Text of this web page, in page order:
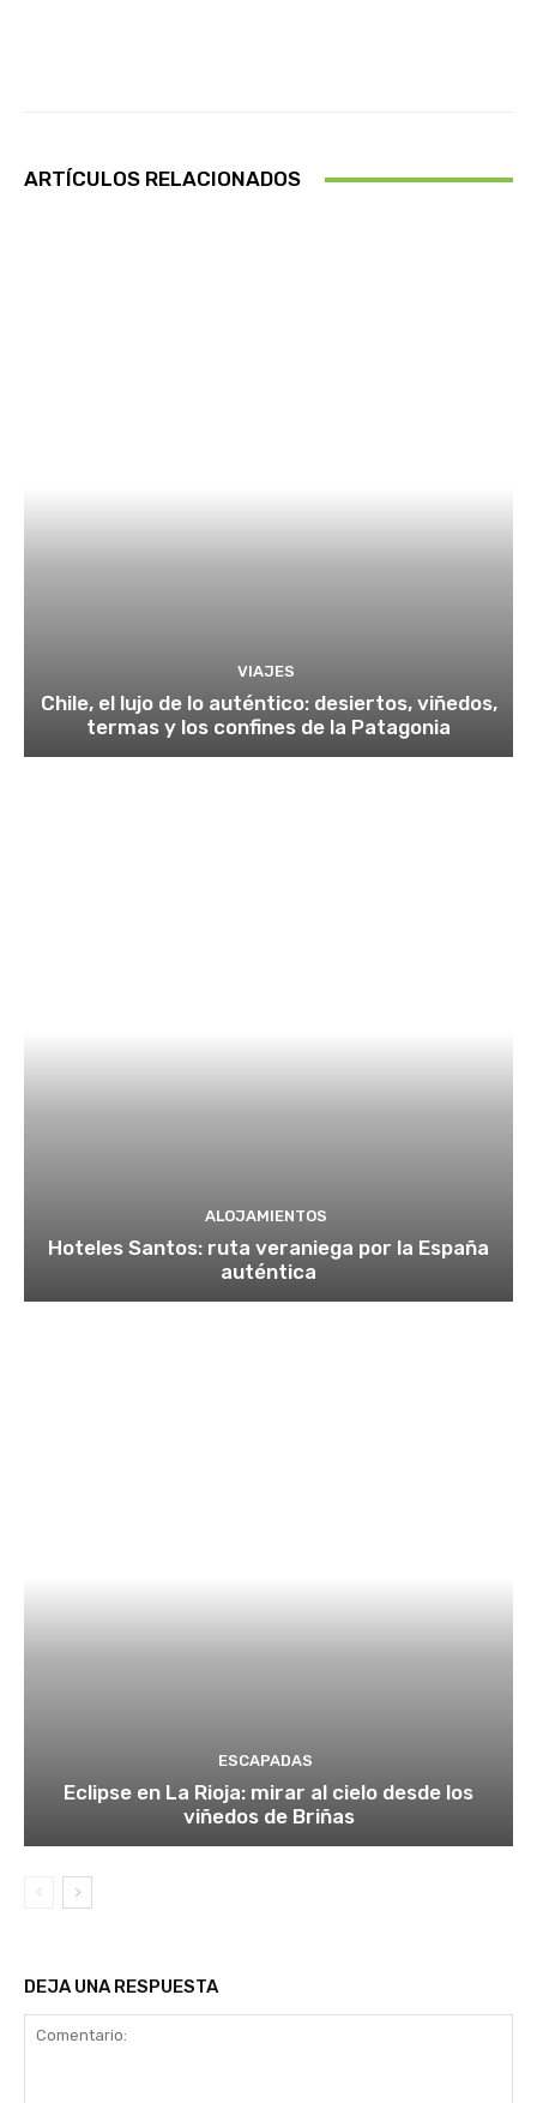
ARTÍCULOS RELACIONADOS
VIAJES
Chile, el lujo de lo auténtico: desiertos, viñedos,
termas y los confines de la Patagonia
ALOJAMIENTOS
Hoteles Santos: ruta veraniega por la España
auténtica
ESCAPADAS
Eclipse en La Rioja: mirar al cielo desde los
viñedos de Briñas
DEJA UNA RESPUESTA